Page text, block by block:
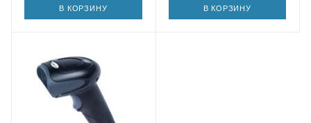
В КОРЗИНУ В КОРЗИНУ